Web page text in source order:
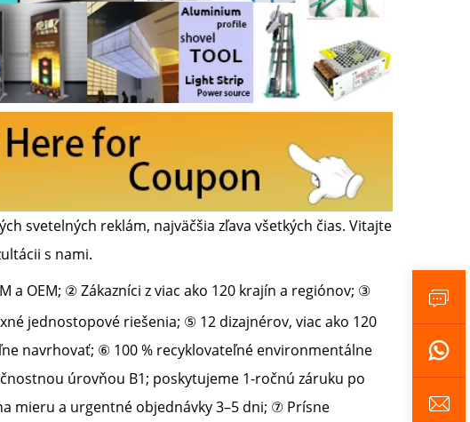
svetelných reklám, najväčšia zľava všetkých čias. Vitajte
s nami.
a OEM; ② Zákazníci z viac ako 120 krajín a regiónov; ③
jednostopové riešenia; ⑤ 12 dizajnérov, viac ako 120
navrhovať; ⑥ 100 % recyklovateľné environmentálne
úrovňou B1; poskytujeme 1-ročnú záruku po
mieru a urgentné objednávky 3–5 dni; ⑦ Prísne